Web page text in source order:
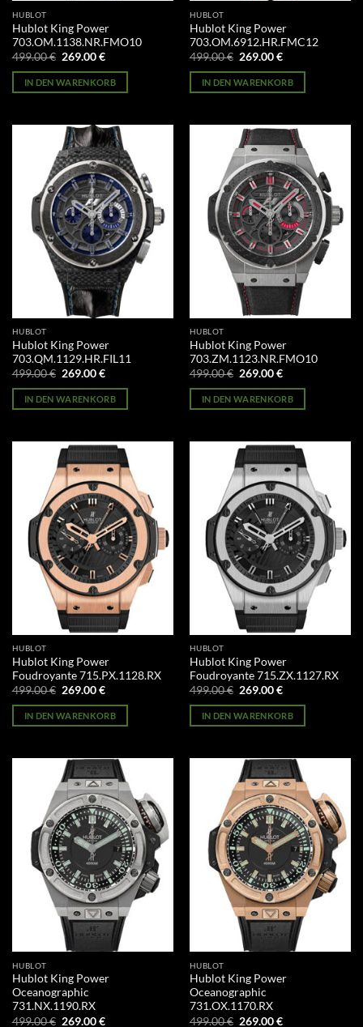
HUBLOT
Hublot King Power
703.OM.1138.NR.FMO10
499.00€ Ursprünglicher
war:
499.00 €
269.00€Aktueller
ist:
269.00 €.
IN DEN WARENKORB
HUBLOT
Hublot King Power
703.OM.6912.HR.FMC12
499.00€ Ursprünglicher
war:
499.00 €
269.00€Aktueller
ist:
269.00 €.
IN DEN WARENKORB
HUBLOT
Hublot King Power
703.QM.1129.HR.FIL11
499.00€ Ursprünglicher
war:
499.00 €
269.00€Aktueller
ist:
269.00 €.
IN DEN WARENKORB
HUBLOT
Hublot King Power
703.ZM.1123.NR.FMO10
499.00€ Ursprünglicher
war:
499.00 €
269.00€Aktueller
ist:
269.00 €.
IN DEN WARENKORB
HUBLOT
Hublot King Power
Foudroyante 715.PX.1128.RX
499.00€ Ursprünglicher
war:
499.00 €
269.00€Aktueller
ist:
269.00 €.
IN DEN WARENKORB
HUBLOT
Hublot King Power
Foudroyante 715.ZX.1127.RX
499.00€ Ursprünglicher
war:
499.00 €
269.00€Aktueller
ist:
269.00 €.
IN DEN WARENKORB
HUBLOT
Hublot King Power
Oceanographic
731.NX.1190.RX
499.00€ Ursprünglicher
269.00€Aktueller
HUBLOT
Hublot King Power
Oceanographic
731.OX.1170.RX
499.00€ Ursprünglicher
269.00€Aktueller